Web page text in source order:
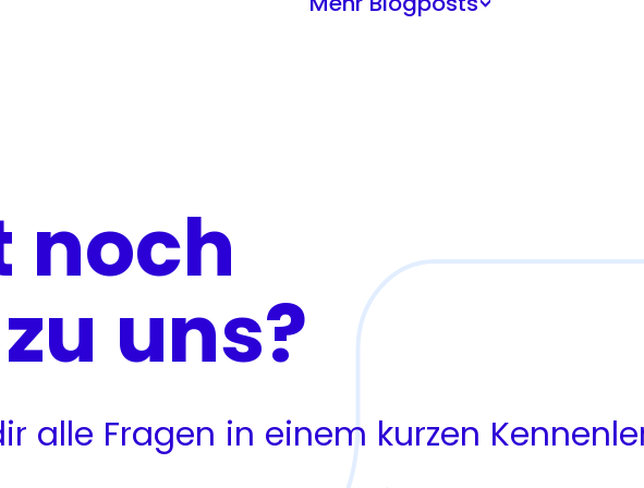
>
noch
uns?
alle Fragen in einem kurzen